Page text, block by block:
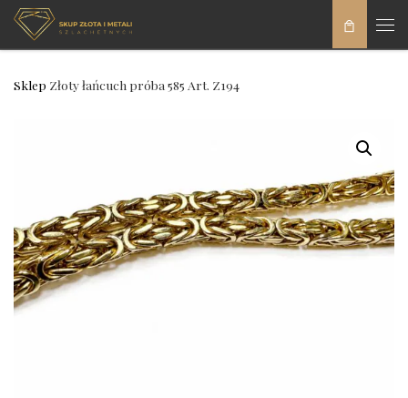
Skip to content
Sklep Złoty łańcuch próba 585 Art. Z194